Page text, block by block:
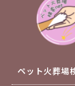
ペット火葬場